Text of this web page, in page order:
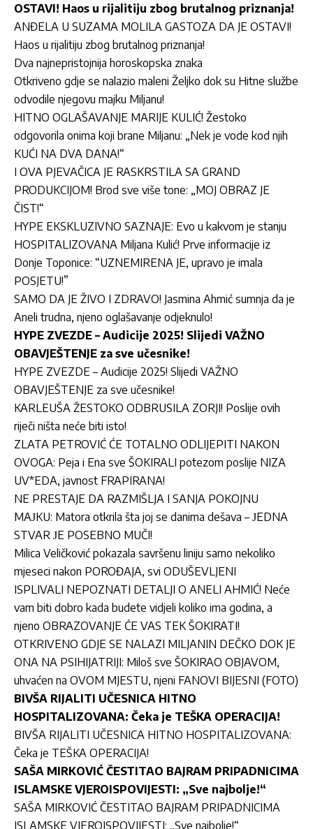
OSTAVI! Haos u rijalitiju zbog brutalnog priznanja!
ANĐELA U SUZAMA MOLILA GASTOZA DA JE OSTAVI!
Haos u rijalitiju zbog brutalnog priznanja!
Dva najnepristojnija horoskopska znaka
Otkriveno gdje se nalazio maleni Željko dok su Hitne službe
odvodile njegovu majku Miljanu!
HITNO OGLAŠAVANJE MARIJE KULIĆ! Žestoko
odgovorila onima koji brane Miljanu: „Nek je vode kod njih
KUĆI NA DVA DANA!“
I OVA PJEVAČICA JE RASKRSTILA SA GRAND
PRODUKCIJOM! Brod sve više tone: „MOJ OBRAZ JE
ČIST!“
HYPE EKSKLUZIVNO SAZNAJE: Evo u kakvom je stanju
HOSPITALIZOVANA Miljana Kulić! Prve informacije iz
Donje Toponice: “UZNEMIRENA JE, upravo je imala
POSJETU!”
SAMO DA JE ŽIVO I ZDRAVO! Jasmina Ahmić sumnja da je
Aneli trudna, njeno oglašavanje odjeknulo!
HYPE ZVEZDE – Audicije 2025! Slijedi VAŽNO
OBAVJEŠTENJE za sve učesnike!
HYPE ZVEZDE – Audicije 2025! Slijedi VAŽNO
OBAVJEŠTENJE za sve učesnike!
KARLEUŠA ŽESTOKO ODBRUSILA ZORJI! Poslije ovih
riječi ništa neće biti isto!
ZLATA PETROVIĆ ĆE TOTALNO ODLIJEPITI NAKON
OVOGA: Peja i Ena sve ŠOKIRALI potezom poslije NIZA
UV*EDA, javnost FRAPIRANA!
NE PRESTAJE DA RAZMIŠLJA I SANJA POKOJNU
MAЈKU: Matora otkrila šta joj se danima dešava – ЈEDNA
STVAR ЈE POSEBNO MUČI!
Milica Veličković pokazala savršenu liniju samo nekoliko
mjeseci nakon POROĐAJA, svi ODUŠEVLJENI
ISPLIVALI NEPOZNATI DETALJI O ANELI AHMIĆ! Neće
vam biti dobro kada budete vidjeli koliko ima godina, a
njeno OBRAZOVANJE ĆE VAS TEK ŠOKIRATI!
OTKRIVENO GDJE SE NALAZI MILJANIN DEČKO DOK JE
ONA NA PSIHIJATRIJI: Miloš sve ŠOKIRAO OBJAVOM,
uhvaćen na OVOM MJESTU, njeni FANOVI BIJESNI (FOTO)
BIVŠA RIJALITI UČESNICA HITNO
HOSPITALIZOVANA: Čeka je TEŠKA OPERACIJA!
BIVŠA RIJALITI UČESNICA HITNO HOSPITALIZOVANA:
Čeka je TEŠKA OPERACIJA!
SAŠA MIRKOVIĆ ČESTITAO BAJRAM PRIPADNICIMA
ISLAMSKE VJEROISPOVIJESTI: „Sve najbolje!“
SAŠA MIRKOVIĆ ČESTITAO BAJRAM PRIPADNICIMA
ISLAMSKE VJEROISPOVIJESTI: „Sve najbolje!“